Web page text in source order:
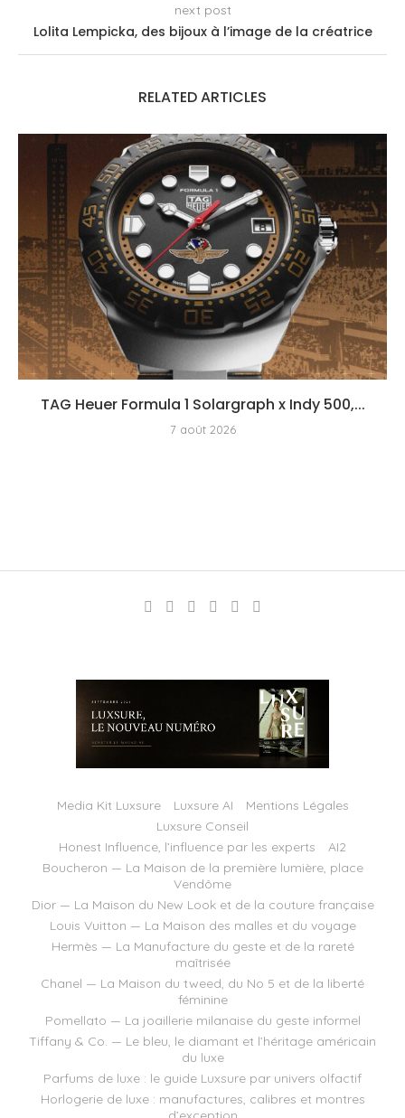
next post
Lolita Lempicka, des bijoux à l’image de la créatrice
RELATED ARTICLES
TAG Heuer Formula 1 Solargraph x Indy 500,...
7 août 2026
Media Kit Luxsure Luxsure AI
Mentions Légales
Luxsure Conseil
Honest Influence, l’influence par les experts
AI2
Boucheron — La Maison de la première lumière, place
Vendôme
Dior — La Maison du New Look et de la couture française
Louis Vuitton — La Maison des malles et du voyage
Hermès — La Manufacture du geste et de la rareté
maîtrisée
Chanel — La Maison du tweed, du No 5 et de la liberté
féminine
Pomellato — La joaillerie milanaise du geste informel
Tiffany & Co. — Le bleu, le diamant et l’héritage américain
du luxe
Parfums de luxe : le guide Luxsure par univers olfactif
Horlogerie de luxe : manufactures, calibres et montres